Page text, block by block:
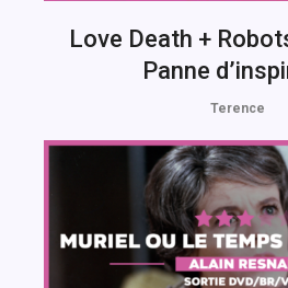
Love Death +
Panne
Terence